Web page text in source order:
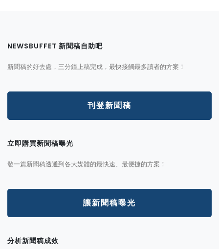
NEWSBUFFET 新聞稿自助吧
新聞稿的好去處，三分鐘上稿完成，最快接觸最多讀者的方案！
刊登新聞稿
立即購買新聞稿曝光
發一篇新聞稿透通到各大媒體的最快速、最便捷的方案！
讓新聞稿曝光
分析新聞稿成效